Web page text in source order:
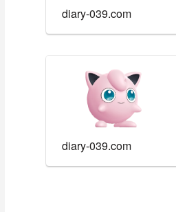
diary-039.com
diary-039.com